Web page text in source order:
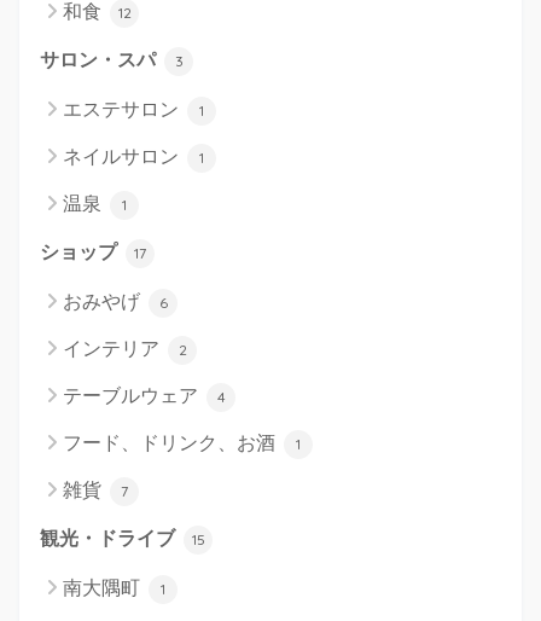
和食 12
サロン・スパ 3
エステサロン 1
ネイルサロン 1
温泉 1
ショップ 17
おみやげ 6
インテリア 2
テーブルウェア 4
フード、ドリンク、お酒 1
雑貨 7
観光・ドライブ 15
南大隅町 1